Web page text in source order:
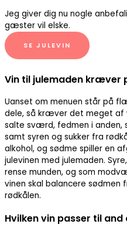
Jeg giver dig nu nogle
gæster vil elske.
SE JULEVIN
Vin til julemaden kræver
Uanset om menuen står på
dele, så kræver det meget af
salte sværd, fedmen i anden,
samt syren og sukker fra
alkohol, og sødme spiller en
julevinen med julemaden.
rense munden, og som
vinen skal balancere sødmen
rødkålen.
Hvilken vin passer til